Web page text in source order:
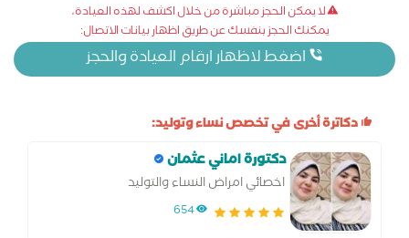
لا يمكن الحجز مباشرة من خلال اكشف لهذه العيادة،
يمكنك الحجز بنفسك عن طريق اظهار بيانات الاتصال:
اضغط لاظهار ارقام العيادة والحجز
دكاترة أخرى في تخصص نساء وتوليد:
دكتورة اماني عثمان
اخصائي امراض النساء والتوليد
654